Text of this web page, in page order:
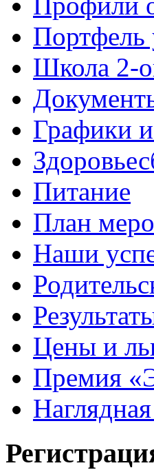
Портфель
Школа 2-
Графики
Питание
План
Наши
Цены и
Премия